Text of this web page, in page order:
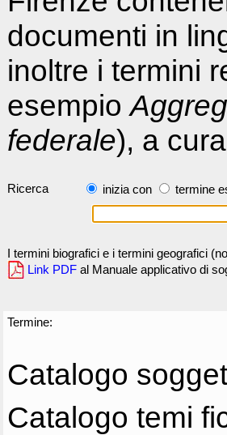
documenti in
inoltre i termini
esempio
federale), a
Ricerca inizia con termine
I termini biografici e i termini geografici
Link PDF al Manuale applicativo di
Termine:
Catalogo
Catalogo temi